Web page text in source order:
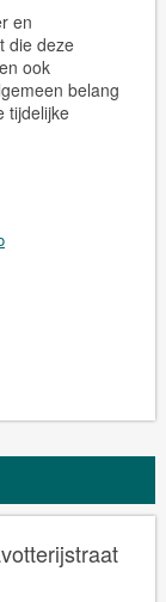
en
die deze
ook
belang
tijdelijke